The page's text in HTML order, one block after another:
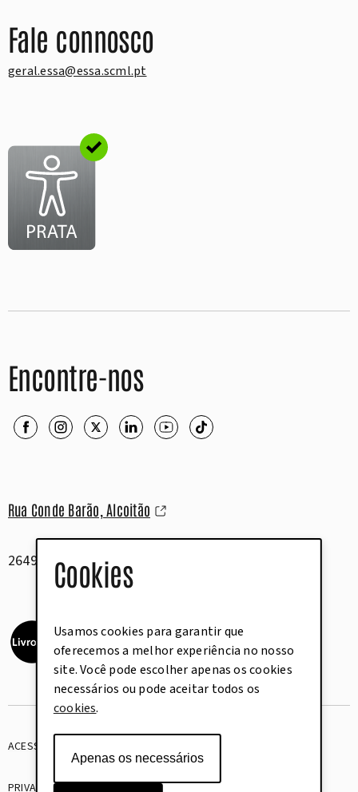
Cookies
Usamos cookies para garantir que
oferecemos a melhor experiência no nosso
site. Você pode escolher apenas os cookies
necessários ou pode aceitar todos os
cookies.
Apenas os necessários
Fale connosco
geral.essa@essa.scml.pt
Encontre-nos
Rua Conde Barão, Alcoitão
2649-506 Alcabideche
ACESSIBILIDADE
PRIVACIDADE COOKIES